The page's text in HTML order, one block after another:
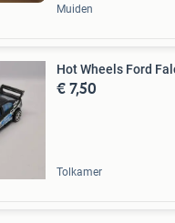
Muiden
Hot Wheels Ford
€ 7,50
Tolkamer